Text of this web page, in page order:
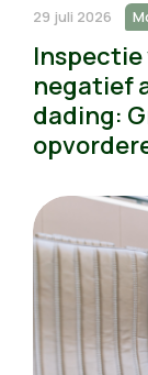
29 juli 2026
Inspectie
negatief
dading: